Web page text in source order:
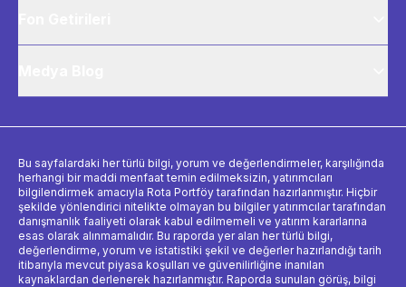
Bu sayfalardaki her türlü bilgi, yorum ve değerlendirmeler, karşılığında
herhangi bir maddi menfaat temin edilmeksizin, yatırımcıları
bilgilendirmek amacıyla Rota Portföy tarafından hazırlanmıştır. Hiçbir
şekilde yönlendirici nitelikte olmayan bu bilgiler yatırımcılar tarafından
danışmanlık faaliyeti olarak kabul edilmemeli ve yatırım kararlarına
esas olarak alınmamalıdır. Bu raporda yer alan her türlü bilgi,
değerlendirme, yorum ve istatistiki şekil ve değerler hazırlandığı tarih
itibarıyla mevcut piyasa koşulları ve güvenilirliğine inanılan
kaynaklardan derlenerek hazırlanmıştır. Raporda sunulan görüş, bilgi